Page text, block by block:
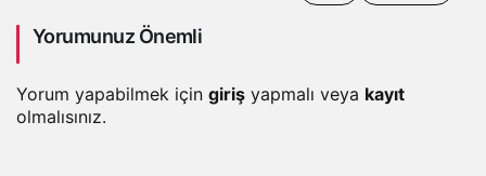
açık hale gelmesine bir
Yorumunuz Önemli
Yorum yapabilmek için giriş yapmalı veya kayıt
olmalısınız.